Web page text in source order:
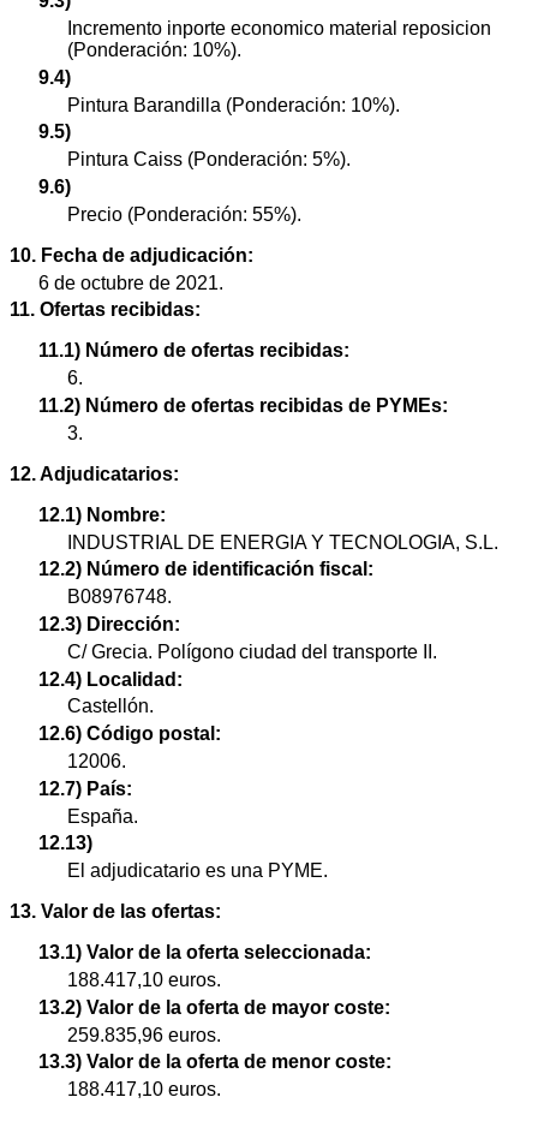
Incremento inporte economico material reposicion
(Ponderación: 10%).
9.4)
Pintura Barandilla (Ponderación: 10%).
9.5)
Pintura Caiss (Ponderación: 5%).
9.6)
Precio (Ponderación: 55%).
10. Fecha de adjudicación:
6 de octubre de 2021.
11. Ofertas recibidas:
11.1) Número de ofertas recibidas:
6.
11.2) Número de ofertas recibidas de PYMEs:
3.
12. Adjudicatarios:
12.1) Nombre:
INDUSTRIAL DE ENERGIA Y TECNOLOGIA, S.L.
12.2) Número de identificación fiscal:
B08976748.
12.3) Dirección:
C/ Grecia. Polígono ciudad del transporte II.
12.4) Localidad:
Castellón.
12.6) Código postal:
12006.
12.7) País:
España.
12.13)
El adjudicatario es una PYME.
13. Valor de las ofertas:
13.1) Valor de la oferta seleccionada:
188.417,10 euros.
13.2) Valor de la oferta de mayor coste:
259.835,96 euros.
13.3) Valor de la oferta de menor coste:
188.417,10 euros.